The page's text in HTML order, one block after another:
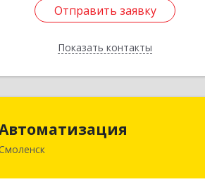
Отправить заявку
Показать контакты
Отправить заявку
Назад
214019, Смоленская обл, Смоленск г,